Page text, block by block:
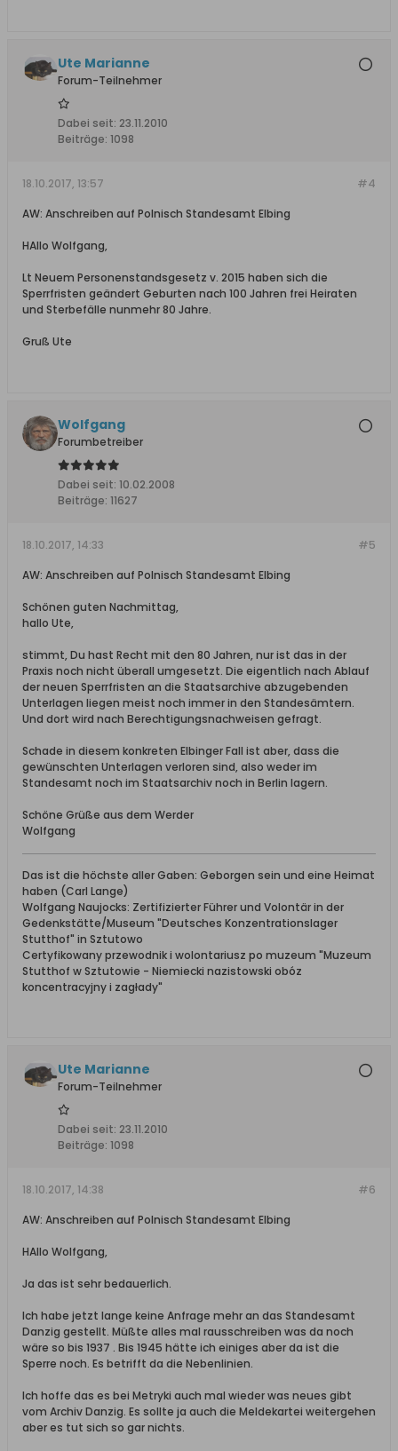
Ute Marianne
Forum-Teilnehmer
Dabei seit: 23.11.2010
Beiträge: 1098
#4
18.10.2017, 13:57
AW: Anschreiben auf Polnisch Standesamt Elbing
HAllo Wolfgang,
Lt Neuem Personenstandsgesetz v. 2015 haben sich die
Sperrfristen geändert Geburten nach 100 Jahren frei Heiraten
und Sterbefälle nunmehr 80 Jahre.
Gruß Ute
Wolfgang
Forumbetreiber
Dabei seit: 10.02.2008
Beiträge: 11627
#5
18.10.2017, 14:33
AW: Anschreiben auf Polnisch Standesamt Elbing
Schönen guten Nachmittag,
hallo Ute,
stimmt, Du hast Recht mit den 80 Jahren, nur ist das in der
Praxis noch nicht überall umgesetzt. Die eigentlich nach Ablauf
der neuen Sperrfristen an die Staatsarchive abzugebenden
Unterlagen liegen meist noch immer in den Standesämtern.
Und dort wird nach Berechtigungsnachweisen gefragt.
Schade in diesem konkreten Elbinger Fall ist aber, dass die
gewünschten Unterlagen verloren sind, also weder im
Standesamt noch im Staatsarchiv noch in Berlin lagern.
Schöne Grüße aus dem Werder
Wolfgang
Das ist die höchste aller Gaben: Geborgen sein und eine Heimat
haben (Carl Lange)
Wolfgang Naujocks: Zertifizierter Führer und Volontär in der
Gedenkstätte/Museum "Deutsches Konzentrationslager
Stutthof" in Sztutowo
Certyfikowany przewodnik i wolontariusz po muzeum "Muzeum
Stutthof w Sztutowie - Niemiecki nazistowski obóz
koncentracyjny i zagłady"
Ute Marianne
Forum-Teilnehmer
Dabei seit: 23.11.2010
Beiträge: 1098
#6
18.10.2017, 14:38
AW: Anschreiben auf Polnisch Standesamt Elbing
HAllo Wolfgang,
Ja das ist sehr bedauerlich.
Ich habe jetzt lange keine Anfrage mehr an das Standesamt
Danzig gestellt. Müßte alles mal rausschreiben was da noch
wäre so bis 1937 . Bis 1945 hätte ich einiges aber da ist die
Sperre noch. Es betrifft da die Nebenlinien.
Ich hoffe das es bei Metryki auch mal wieder was neues gibt
vom Archiv Danzig. Es sollte ja auch die Meldekartei weitergehen
aber es tut sich so gar nichts.